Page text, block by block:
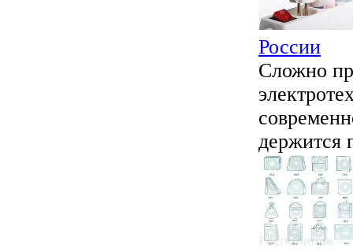
России
Сложно
держится